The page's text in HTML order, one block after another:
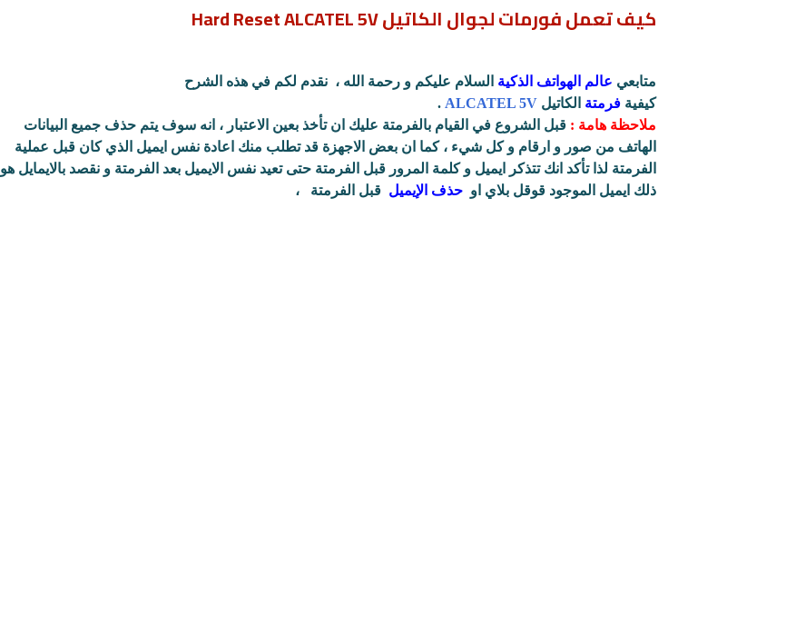
كيف تعمل فورمات لجوال الكاتيل Hard Reset ALCATEL 5V
متابعي عالم الهواتف الذكية السلام عليكم و رحمة الله ، نقدم لكم في هذه الشرح
كيفية فرمتة الكاتيل ALCATEL 5V
.
ملاحظة هامة : قبل الشروع في القيام بالفرمتة عليك ان تأخذ بعين الاعتبار ، انه سوف يتم حذف جميع البيانات
الهاتف من صور و ارقام و كل شيء ، كما ان بعض الاجهزة قد تطلب منك اعادة نفس ايميل الذي كان قبل عملية
الفرمتة لذا تأكد انك تتذكر ايميل و كلمة المرور قبل الفرمتة حتى تعيد نفس الايميل بعد الفرمتة و نقصد بالايمايل هو
ذلك ايميل الموجود قوقل بلاي او حذف الإيميل قبل الفرمتة ،